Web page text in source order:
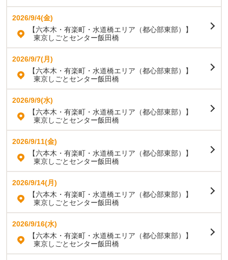
2026/9/4(金)
【六本木・有楽町・水道橋エリア（都心部東部）】
東京しごとセンター飯田橋
2026/9/7(月)
【六本木・有楽町・水道橋エリア（都心部東部）】
東京しごとセンター飯田橋
2026/9/9(水)
【六本木・有楽町・水道橋エリア（都心部東部）】
東京しごとセンター飯田橋
2026/9/11(金)
【六本木・有楽町・水道橋エリア（都心部東部）】
東京しごとセンター飯田橋
2026/9/14(月)
【六本木・有楽町・水道橋エリア（都心部東部）】
東京しごとセンター飯田橋
2026/9/16(水)
【六本木・有楽町・水道橋エリア（都心部東部）】
東京しごとセンター飯田橋